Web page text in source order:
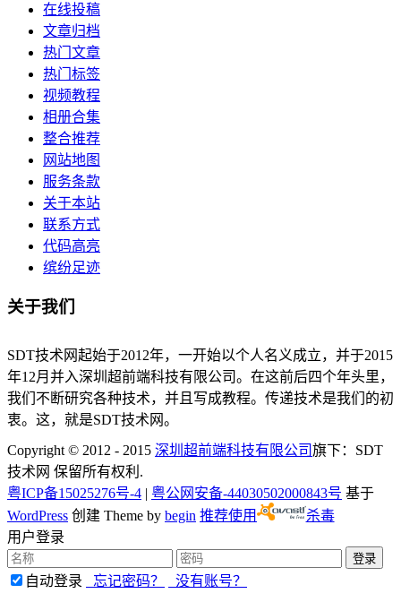
在线投稿
文章归档
热门文章
热门标签
视频教程
相册合集
整合推荐
网站地图
服务条款
关于本站
联系方式
代码高亮
缤纷足迹
关于我们
SDT技术网起始于2012年，一开始以个人名义成立，并于2015
年12月并入深圳超前端科技有限公司。在这前后四个年头里，
我们不断研究各种技术，并且写成教程。传递技术是我们的初
衷。这，就是SDT技术网。
Copyright © 2012 - 2015 深圳超前端科技有限公司旗下：SDT
技术网 保留所有权利.
粤ICP备15025276号-4 | 粤公网安备-44030502000843号 基于
WordPress 创建 Theme by begin 推荐使用
杀毒
用户登录
自动登录 忘记密码？ 没有账号？